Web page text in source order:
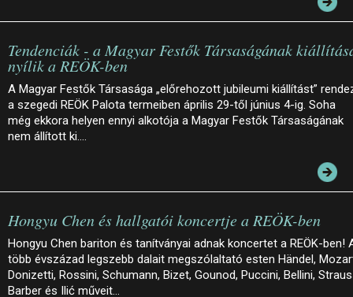
Tendenciák - a Magyar Festők Társaságának
nyílik a REÖK-ben
A Magyar Festők Társasága „előrehozott jubileumi kiállítást”
a szegedi REÖK Palota termeiben április 29-től június 4-ig. Soha
még ekkora helyen ennyi alkotója a Magyar Festők Társaságának
nem állított ki.…
Hongyu Chen és hallgatói koncertje a REÖK-ben
Hongyu Chen bariton és tanítványai adnak koncertet a REÖK-ben!
több évszázad legszebb dalait megszólaltató esten Händel,
Donizetti, Rossini, Schumann, Bizet, Gounod, Puccini, Bellini,
Barber és Ilić műveit…